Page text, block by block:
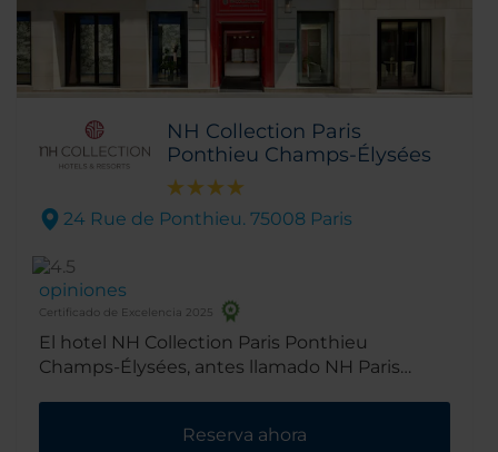
NH Collection Paris
Ponthieu Champs-Élysées
24 Rue de Ponthieu. 75008 Paris
opiniones
Certificado de Excelencia 2025
El hotel NH Collection Paris Ponthieu
Champs-Élysées, antes llamado NH Paris
muchos de los destinos de compras y lugares
Reserva ahora